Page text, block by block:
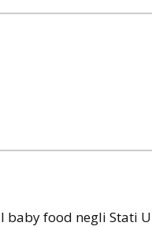
food negli Stati